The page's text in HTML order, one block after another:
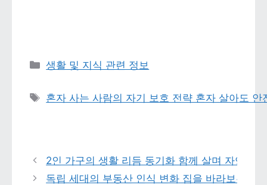
카테고리
생활 및 지식 관련 정보
태그
혼자 사는 사람의 자기 보호 전략 혼자 살아도
2인 가구의 생활 리듬 동기화 함께 살며 자연스
독립 세대의 부동산 인식 변화 집을 바라보는 기